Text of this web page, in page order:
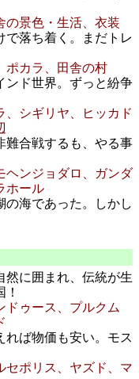
の景色・生活、衣装
で落ち着く。まだトレ
ポカラ、田舎の村
ンド世界。ずっと紛争
、シギリヤ、ヒッカド
難合戦するも、やる事
ヘンジョダロ、ガンダ
ホール
の海であった。しかし
然に囲まれ、伝統が生
ドゥース、プルクム
れば物価も安い。モス
セポリス、ヤズド、マ